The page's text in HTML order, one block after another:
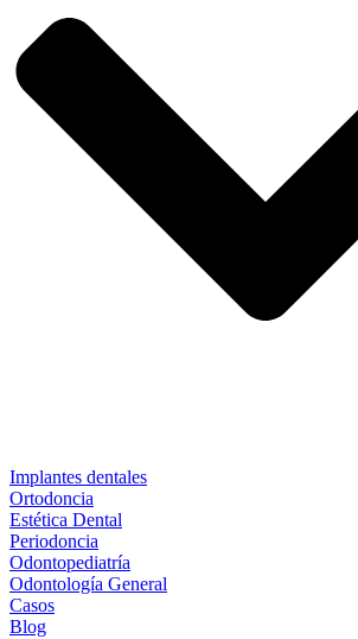
Implantes dentales
Ortodoncia
Estética Dental
Periodoncia
Odontopediatría
Odontología General
Casos
Blog